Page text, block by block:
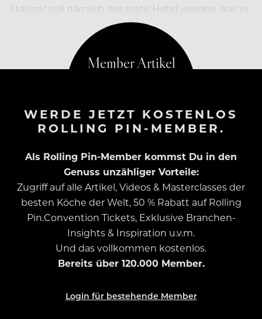
Station” soll nämlich das erste Hotel werden, das in
der Weltumlaufbahn rotieren wird.
WERDE JETZT KOSTENLOS
ROLLING PIN-MEMBER.
Als Rolling Pin-Member kommst Du in den
Genuss unzähliger Vorteile:
Zugriff auf alle Artikel, Videos & Masterclasses der
besten Köche der Welt, 50 % Rabatt auf Rolling
Pin.Convention Tickets, Exklusive Branchen-
Insights & Inspiration u.v.m.
Und das vollkommen kostenlos.
Bereits über 120.000 Member.
Login für bestehende Member